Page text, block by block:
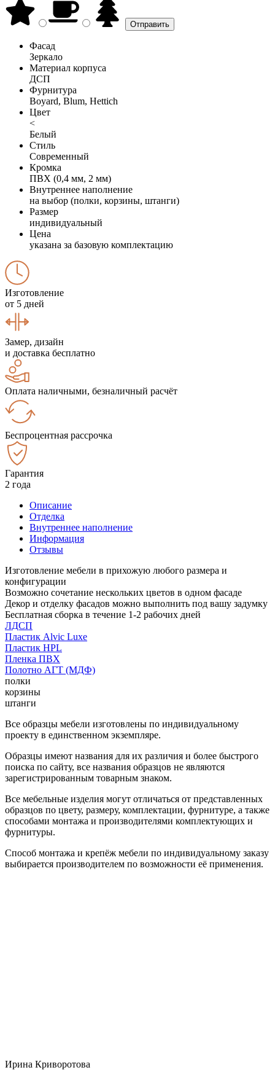
Фасад
Зеркало
Материал корпуса
ДСП
Фурнитура
Boyard, Blum, Hettich
Цвет
<
Белый
Стиль
Современный
Кромка
ПВХ (0,4 мм, 2 мм)
Внутреннее наполнение
на выбор (полки, корзины, штанги)
Размер
индивидуальный
Цена
указана за базовую комплектацию
Изготовление
от 5 дней
Замер, дизайн
и доставка бесплатно
Оплата наличными, безналичный расчёт
Беспроцентная рассрочка
Гарантия
2 года
Описание
Отделка
Внутреннее наполнение
Информация
Отзывы
Изготовление мебели в прихожую любого размера и
конфигурации
Возможно сочетание нескольких цветов в одном фасаде
Декор и отделку фасадов можно выполнить под вашу задумку
Бесплатная сборка в течение 1-2 рабочих дней
ЛДСП
Пластик Alvic Luxe
Пластик HPL
Пленка ПВХ
Полотно АГТ (МДФ)
полки
корзины
штанги
Все образцы мебели изготовлены по индивидуальному
проекту в единственном экземпляре.
Образцы имеют названия для их различия и более быстрого
поиска по сайту, все названия образцов не являются
зарегистрированным товарным знаком.
Все мебельные изделия могут отличаться от представленных
образцов по цвету, размеру, комплектации, фурнитуре, а также
способами монтажа и производителями комплектующих и
фурнитуры.
Способ монтажа и крепёж мебели по индивидуальному заказу
выбирается производителем по возможности её применения.
Ирина Криворотова